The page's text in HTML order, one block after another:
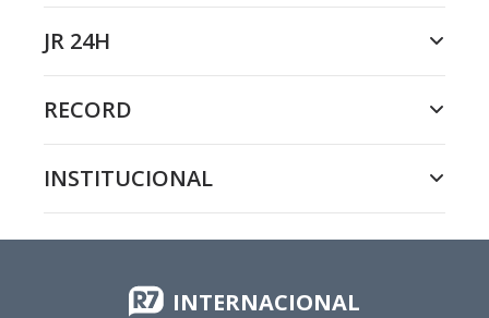
JR 24H
RECORD
INSTITUCIONAL
INTERNACIONAL